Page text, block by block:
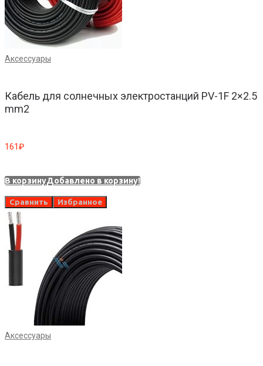
Аксессуары
Кабель для солнечных электростанций PV-1F 2×2.5
mm2
161₽
В корзинуДобавлено в корзину!
Сравнить Избранное
Аксессуары